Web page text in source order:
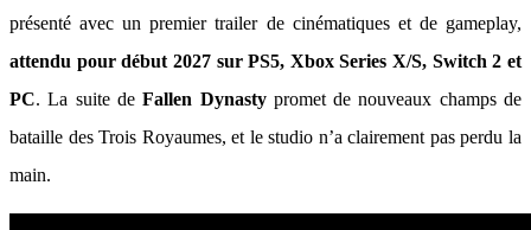
présenté avec un premier trailer de cinématiques et de gameplay,
attendu pour début 2027 sur PS5, Xbox Series X/S, Switch 2 et
PC. La suite deFallen Dynastypromet de nouveaux champs de
bataille des Trois Royaumes, et le studio n’a clairement pas perdu la
main.